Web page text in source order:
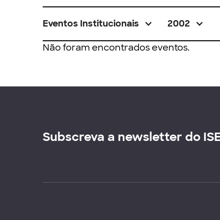
Eventos Institucionais 2002
Não foram encontrados eventos.
Subscreva a newsletter do